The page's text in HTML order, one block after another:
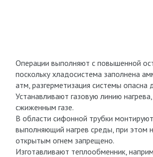
Операции выполняют с повышенной
поскольку хладосистема заполнена
атм, разгерметизация системы опасна
Устанавливают газовую линию
сжиженным газе.
В области сифонной трубки
выполняющий нагрев среды, при этом
открытым огнем запрещено.
Изготавливают теплообменник,